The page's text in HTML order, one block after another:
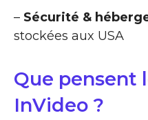
– Sécurité &
stockées aux USA
Que pensent
InVideo ?